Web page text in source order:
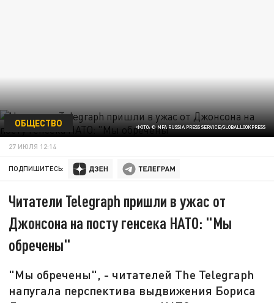
ФОТО: © MFA RUSSIA PRESS SERVICE/GLOBALLOOKPRESS
ОБЩЕСТВО
27 ИЮЛЯ 12:14
ПОДПИШИТЕСЬ:
Читатели Telegraph пришли в ужас от
Джонсона на посту генсека НАТО: "Мы
обречены"
"Мы обречены", - читателей The Telegraph
напугала перспектива выдвижения Бориса